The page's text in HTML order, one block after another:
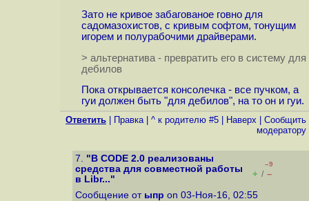
Зато не кривое забагованое говно для
садомазохистов, с кривым софтом, тонущим
игорем и полурабочими драйверами.
> альтернатива - превратить его в систему для
дебилов
Пока открывается консолечка - все пучком, а
гуи должен быть "для дебилов", на то он и гуи.
Ответить Правка| ^ к родителю #5 Наверх
Cообщить
модератору
7. "В CODE 2.0 реализованы
средства для совместной работы
в Libr..."
–9
+ / –
Сообщение от ыпр on 03-Ноя-16, 02:55